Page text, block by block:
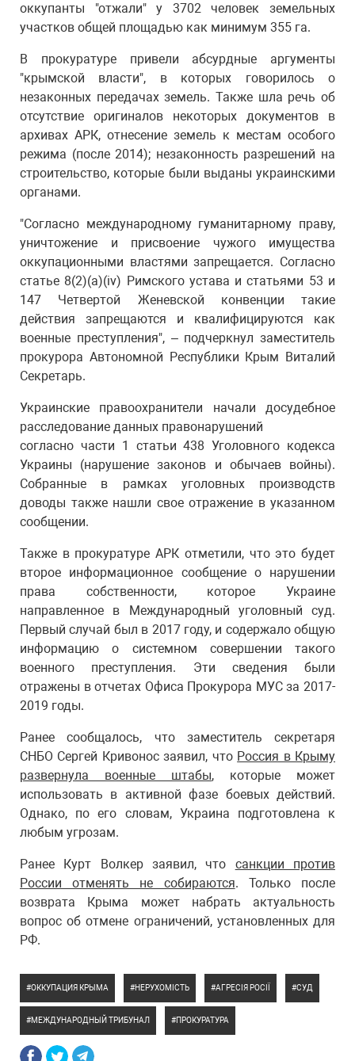
оккупанты "отжали" у 3702 человек земельных
участков общей площадью как минимум 355 га.
В прокуратуре привели абсурдные аргументы
"крымской власти", в которых говорилось о
незаконных передачах земель. Также шла речь об
отсутствие оригиналов некоторых документов в
архивах АРК, отнесение земель к местам особого
режима (после 2014); незаконность разрешений на
строительство, которые были выданы украинскими
органами.
"Согласно международному гуманитарному праву,
уничтожение и присвоение чужого имущества
оккупационными властями запрещается. Согласно
статье 8(2)(a)(iv) Римского устава и статьями 53 и
147 Четвертой Женевской конвенции такие
действия запрещаются и квалифицируются как
военные преступления", – подчеркнул заместитель
прокурора Автономной Республики Крым Виталий
Секретарь.
Украинские правоохранители начали досудебное
расследование данных правонарушений
согласно части 1 статьи 438 Уголовного кодекса
Украины (нарушение законов и обычаев войны).
Собранные в рамках уголовных производств
доводы также нашли свое отражение в указанном
сообщении.
Также в прокуратуре АРК отметили, что это будет
второе информационное сообщение о нарушении
права собственности, которое Украине
направленное в Международный уголовный суд.
Первый случай был в 2017 году, и содержало общую
информацию о системном совершении такого
военного преступления. Эти сведения были
отражены в отчетах Офиса Прокурора МУС за 2017-
2019 годы.
Ранее сообщалось, что заместитель секретаря
СНБО Сергей Кривонос заявил, что Россия в Крыму
развернула военные штабы, которые может
использовать в активной фазе боевых действий.
Однако, по его словам, Украина подготовлена к
любым угрозам.
Ранее Курт Волкер заявил, что санкции против
России отменять не собираются. Только после
возврата Крыма может набрать актуальность
вопрос об отмене ограничений, установленных для
РФ.
ОККУПАЦИЯ КРЫМА НЕРУХОМІСТЬ АГРЕСІЯ РОСІЇ СУД
МЕЖДУНАРОДНЫЙ ТРИБУНАЛ ПРОКУРАТУРА